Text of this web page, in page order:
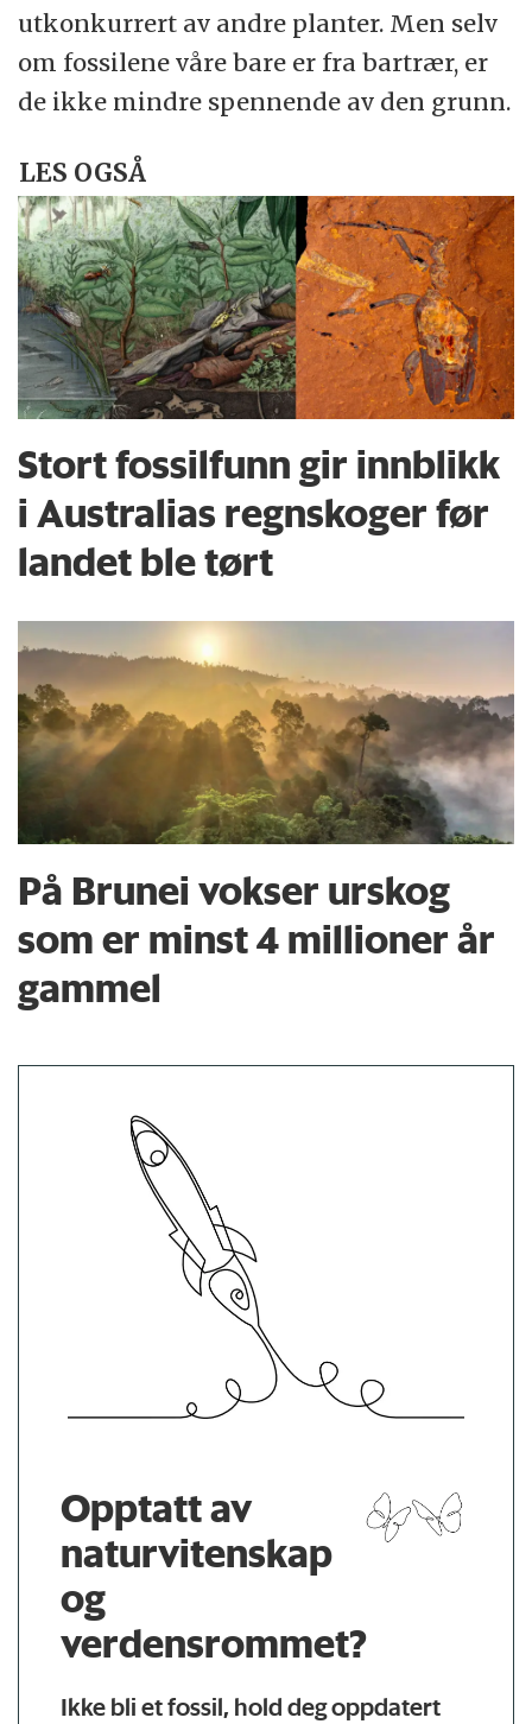
utkonkurrert av andre planter. Men selv
om fossilene våre bare er fra bartrær, er
de ikke mindre spennende av den grunn.
LES OGSÅ
Stort fossilfunn gir innblikk
i Australias regnskoger før
landet ble tørt
På Brunei vokser urskog
som er minst 4 millioner år
gammel
Opptatt av
naturvitenskap
og
verdensrommet?
Ikke bli et fossil, hold deg oppdatert